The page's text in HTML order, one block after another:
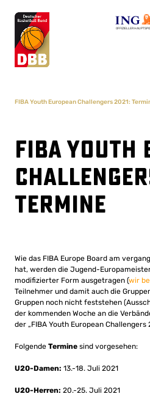
OFFIZIELLER
FIBA Youth European Challengers 2021:
FIBA Youth
Termine
Wie das FIBA Europe Board am
hat, werden die Jugend-
modifizierter Form ausgetragen (wir
Teilnehmer und damit auch die
Gruppen noch nicht feststehen
der kommenden Woche an die
der „FIBA Youth European
Folgende Termine sind vorgesehen:
U20-Damen: 13.-18. Juli 2021
U20-Herren: 20.-25. Juli 2021